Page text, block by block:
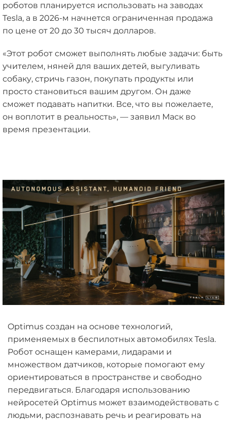
роботов планируется использовать на заводах
Tesla, а в 2026-м начнется ограниченная продажа
по цене от 20 до 30 тысяч долларов.
«Этот робот сможет выполнять любые задачи: быть
учителем, няней для ваших детей, выгуливать
собаку, стричь газон, покупать продукты или
просто становиться вашим другом. Он даже
сможет подавать напитки. Все, что вы пожелаете,
он воплотит в реальность», — заявил Маск во
время презентации.
Optimus создан на основе технологий,
применяемых в беспилотных автомобилях Tesla.
Робот оснащен камерами, лидарами и
множеством датчиков, которые помогают ему
ориентироваться в пространстве и свободно
передвигаться. Благодаря использованию
нейросетей Optimus может взаимодействовать с
людьми, распознавать речь и реагировать на